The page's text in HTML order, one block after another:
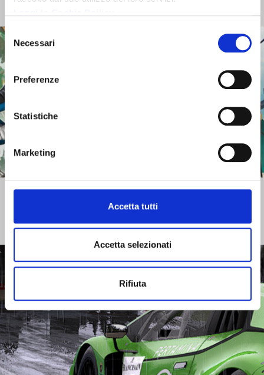
Selezione
del
consenso
Necessari
Preferenze
Statistiche
Marketing
Accetta tutti
Accetta selezionati
Rifiuta
DOCUMENTI E RISULTATI